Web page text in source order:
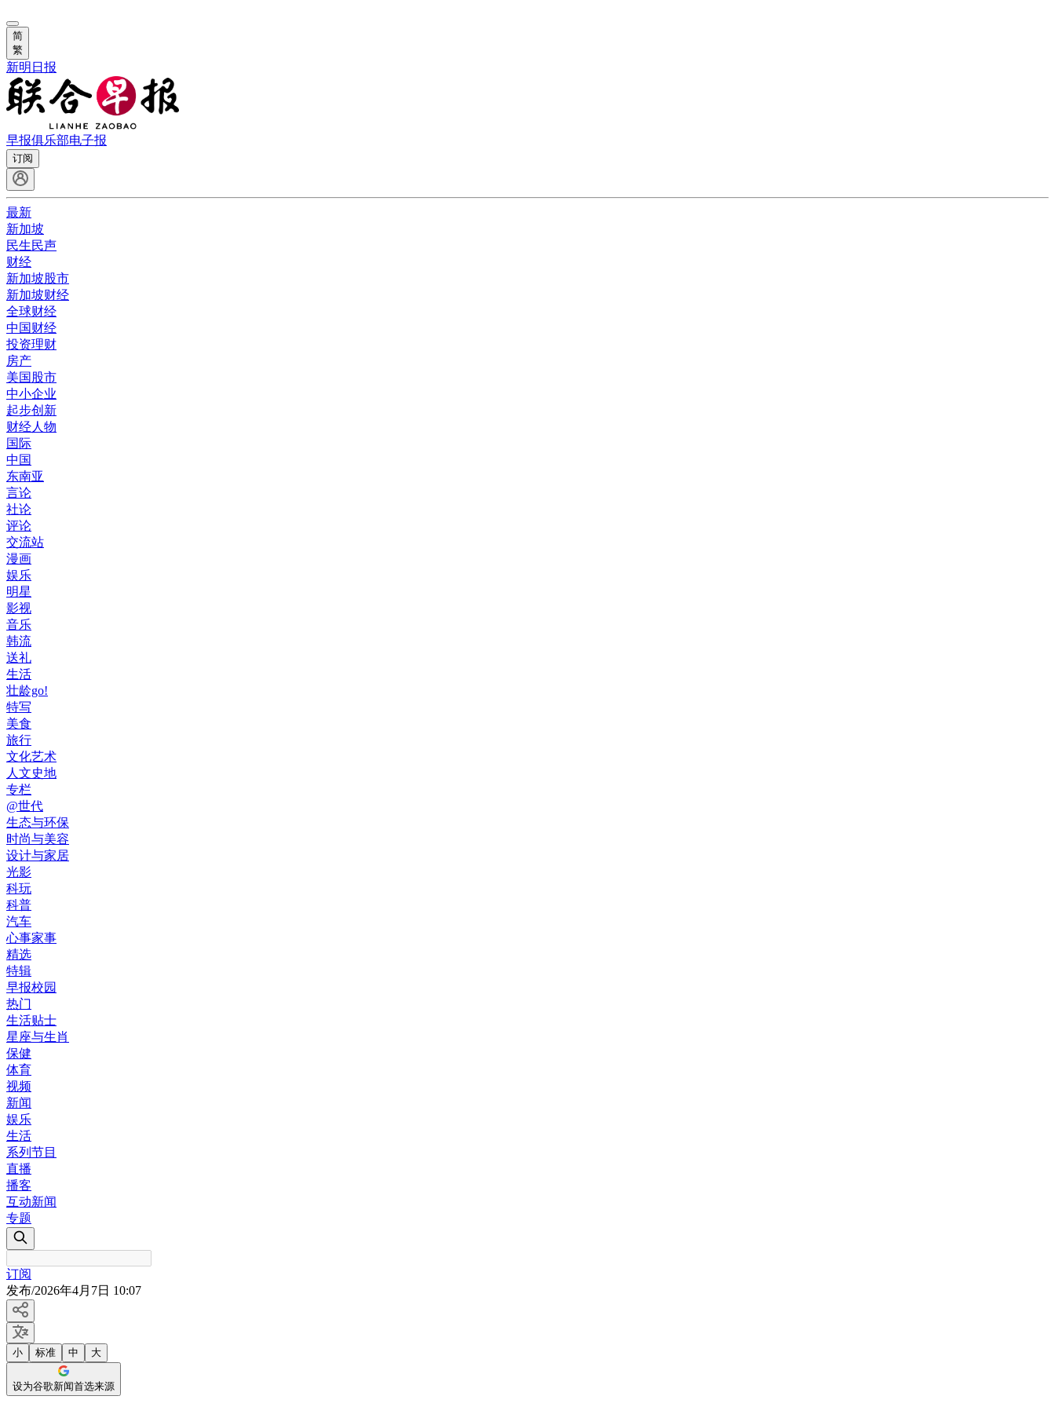
简
繁
新明日报
早报俱乐部电子报
订阅
最新
新加坡
民生民声
财经
新加坡股市
新加坡财经
全球财经
中国财经
投资理财
房产
美国股市
中小企业
起步创新
财经人物
国际
中国
东南亚
言论
社论
评论
交流站
漫画
娱乐
明星
影视
音乐
韩流
送礼
生活
壮龄go!
特写
美食
旅行
文化艺术
人文史地
专栏
@世代
生态与环保
时尚与美容
设计与家居
光影
科玩
科普
汽车
心事家事
精选
特辑
早报校园
热门
生活贴士
星座与生肖
保健
体育
视频
新闻
娱乐
生活
系列节目
直播
播客
互动新闻
专题
订阅
发布/2026年4月7日 10:07
小 标准 中 大
设为谷歌新闻首选来源